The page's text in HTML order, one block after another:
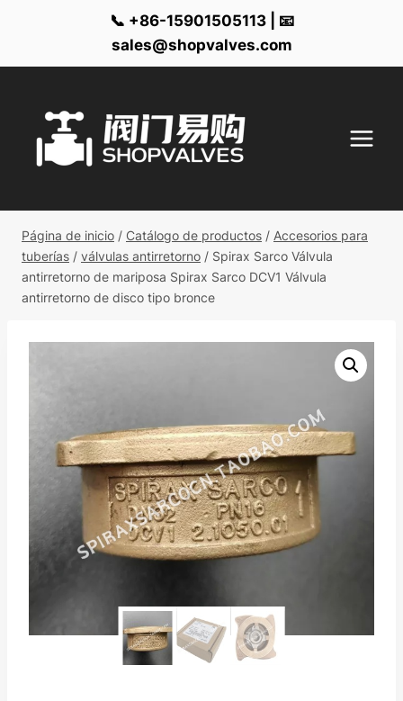
📞 +86-15901505113 | 📧
sales@shopvalves.com
contenido
Página de inicio / Catálogo de productos / Accesorios para
tuberías / válvulas antirretorno / Spirax Sarco Válvula
antirretorno de mariposa Spirax Sarco DCV1 Válvula
antirretorno de disco tipo bronce